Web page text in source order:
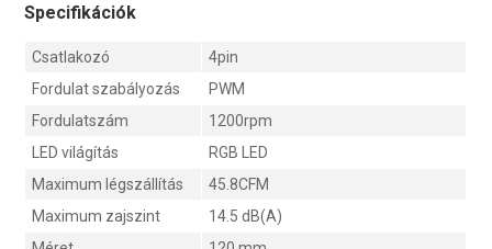
Specifikációk
Csatlakozó
4pin
Fordulat szabályozás
PWM
Fordulatszám
1200rpm
LED világítás
RGB LED
Maximum légszállítás
45.8CFM
Maximum zajszint
14.5 dB(A)